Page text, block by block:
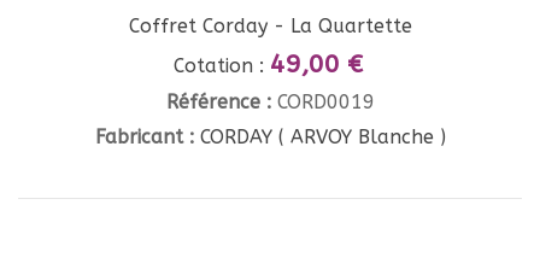
Coffret Corday - La Quartette
Cotation : 49,00 €
Référence : CORD0019
Fabricant : CORDAY ( ARVOY Blanche )